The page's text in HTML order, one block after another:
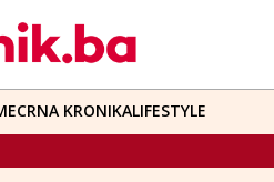
CRNA KRONIKALIFESTYLE